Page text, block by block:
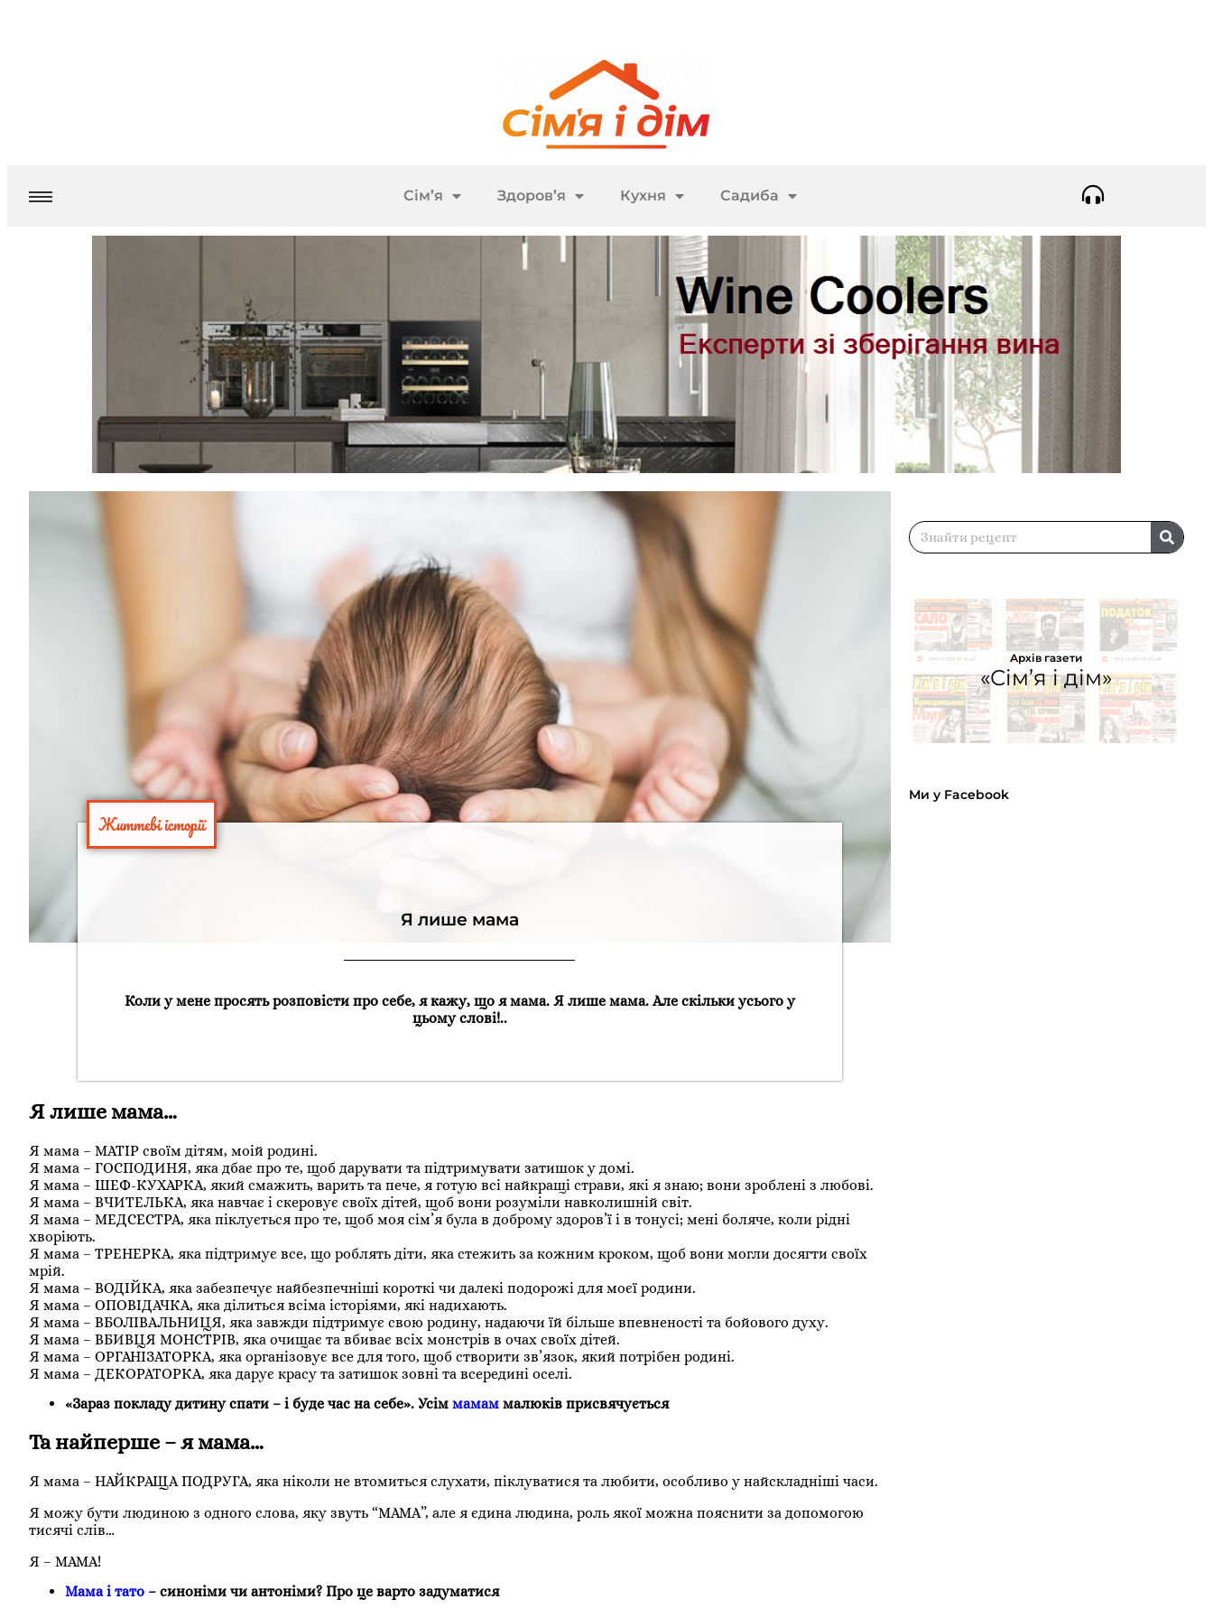
Сім’я Здоров’я Кухня Садиба
Життєві історії
Я лише мама
Коли у мене просять розповісти про себе, я кажу, що я мама. Я лише мама. Але скільки усього у
цьому слові!..
Я лише мама…
Я мама – МАТІР своїм дітям, моій родині.
Я мама – ГОСПОДИНЯ, яка дбає про те, щоб дарувати та підтримувати затишок у домі.
Я мама – ШЕФ-КУХАРКА, який смажить, варить та пече, я готую всі найкращі страви, які я знаю; вони зроблені з любові.
Я мама – ВЧИТЕЛЬКА, яка навчає і скеровує своїх дітей, щоб вони розуміли навколишній світ.
Я мама – МЕДСЕСТРА, яка піклується про те, щоб моя сім’я була в доброму здоров’ї і в тонусі; мені боляче, коли рідні
хворіють.
Я мама – ТРЕНЕРКА, яка підтримує все, що роблять діти, яка стежить за кожним кроком, щоб вони могли досягти своїх
мрій.
Я мама – ВОДІЙКА, яка забезпечує найбезпечніші короткі чи далекі подорожі для моєї родини.
Я мама – ОПОВІДАЧКА, яка ділиться всіма історіями, які надихають.
Я мама – ВБОЛІВАЛЬНИЦЯ, яка завжди підтримує свою родину, надаючи їй більше впевненості та бойового духу.
Я мама – ВБИВЦЯ МОНСТРІВ, яка очищає та вбиває всіх монстрів в очах своїх дітей.
Я мама – ОРГАНІЗАТОРКА, яка організовує все для того, щоб створити зв’язок, який потрібен родині.
Я мама – ДЕКОРАТОРКА, яка дарує красу та затишок зовні та всередині оселі.
«Зараз покладу дитину спати – і буде час на себе». Усім мамам малюків присвячується
Та найперше – я мама…
Я мама – НАЙКРАЩА ПОДРУГА, яка ніколи не втомиться слухати, піклуватися та любити, особливо у найскладніші часи.
Я можу бути людиною з одного слова, яку звуть “МАМА”, але я єдина людина, роль якої можна пояснити за допомогою
тисячі слів…
Я – МАМА!
Мама і тато – синоніми чи антоніми? Про це варто задуматися
Архів газети
«Сім’я і дім»
Ми у Facebook